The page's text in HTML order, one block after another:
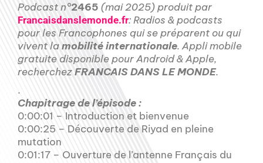
Podcast n°2465 (mai 2025) produit par
Francaisdanslemonde.fr: Radios & podcasts
pour les Francophones qui se préparent ou qui
vivent lamobilité internationale. Appli mobile
gratuite disponible pour Android & Apple,
recherchezFRANCAIS DANS LE MONDE.
.
Chapitrage de l’épisode :
0:00:01 – Introduction et bienvenue
0:00:25 – Découverte de Riyad en pleine
mutation
0:01:17 – Ouverture de l’antenne Français du